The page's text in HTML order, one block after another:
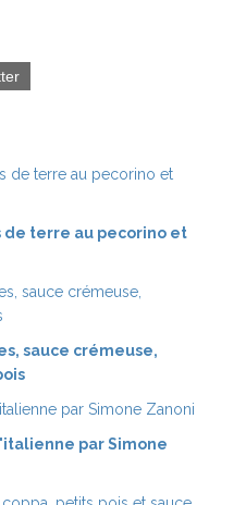
de terre au pecorino et
sauce crémeuse,
par Simone